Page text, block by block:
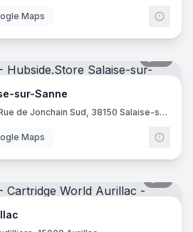
Maps
sur-Sanne
Route Nationale 7 ZI, Rue de Jonchain Sud, 38150 Salaise-sur-Sanne
Maps